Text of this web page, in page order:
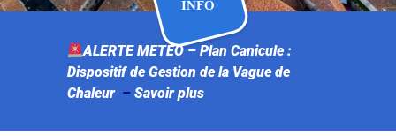
ALERTE METEO – Plan Canicule :
Dispositif de Gestion de la Vague de
Chaleur – Savoir plus